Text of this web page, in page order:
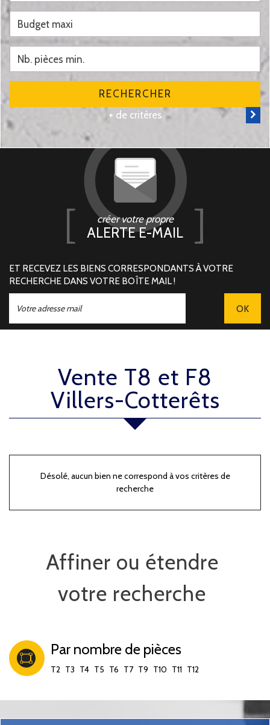
RECHERCHER
+ de critères
créer votre propre
ALERTE E-MAIL
ET RECEVEZ LES BIENS CORRESPONDANTS À VOTRE
RECHERCHE DANS VOTRE BOÎTE MAIL !
OK
Vente T8 et F8
Villers-Cotterêts
Désolé, aucun bien ne correspond à vos critères de
recherche
Affiner ou étendre
votre recherche
Par nombre de pièces
T2 T3 T4 T5 T6 T7 T9 T10 T11 T12